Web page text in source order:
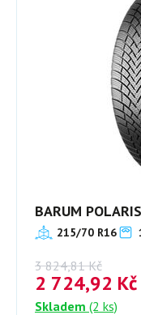
BARUM
215/70 R16
3 824,81 Kč
2 724,92 Kč
Skladem (2 ks)